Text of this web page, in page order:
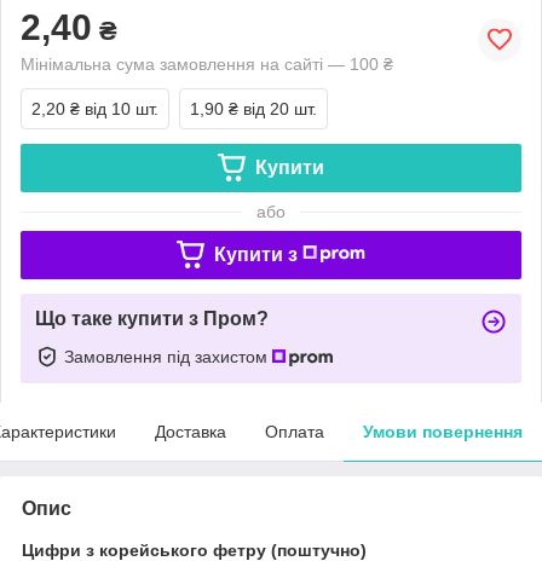
2,40 ₴
Мінімальна сума замовлення на сайті — 100 ₴
2,20 ₴ від 10 шт. 1,90 ₴ від 20 шт.
Купити
або
Купити з
Що таке купити з Пром?
Замовлення під захистом
Доставка Оплата Умови повернення
Опис
Цифри з корейського фетру (поштучно)